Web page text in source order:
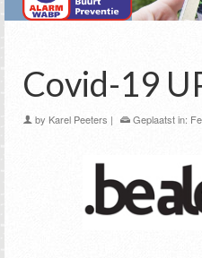
Covid-19
by Karel Peeters | Geplaatst in: